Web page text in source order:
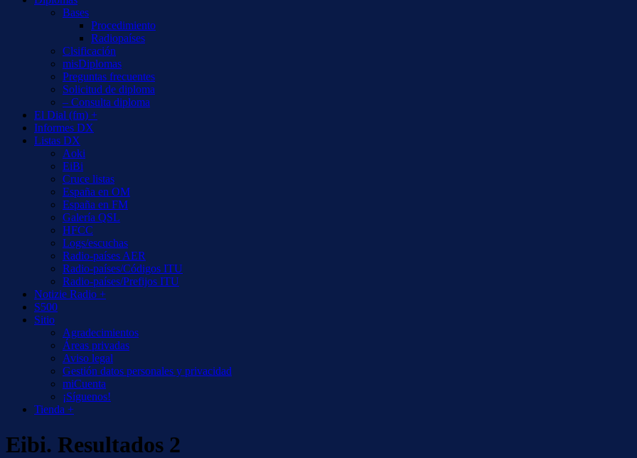
Bases
Procedimiento
Radiopaíses
Clsificación
misDiplomas
Preguntas frecuentes
Solicitud de diploma
– Consulta diploma
El Dial (fm) +
Informes DX
Listas DX
Aoki
EiBi
Cruce listas
España en OM
España en FM
Galería QSL
HFCC
Logs/escuchas
Radio-países AER
Radio-países/Códigos ITU
Radio-países/Prefijos ITU
Notizie Radio +
S500
Sitio
Agradecimientos
Áreas privadas
Aviso legal
Gestión datos personales y privacidad
miCuenta
¡Síguenos!
Tienda +
Eibi. Resultados 2